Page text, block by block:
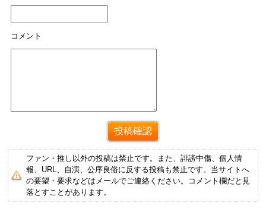
コメント
ファン・推し以外の投稿は禁止です。また、誹謗中傷、個人情
報、URL、自演、公序良俗に反する投稿も禁止です。当サイトへ
の要望・要求などはメールでご連絡ください。コメント欄だと見
落とすことがあります。